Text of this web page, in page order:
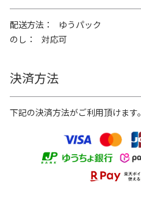
配送方法
ゆうパック
のし
対応可
決済方法
下記の決済方法がご利用頂けます。